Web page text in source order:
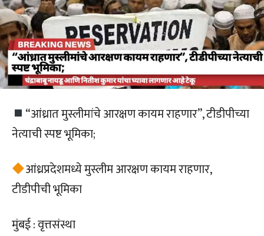
“आंध्रात मुस्लीमांचे आरक्षण कायम राहणार”, टीडीपीच्या
नेत्याची स्पष्ट भूमिका;
आंध्रप्रदेशमध्ये मुस्लीम आरक्षण कायम राहणार,
टीडीपीची भूमिका
मुंबई : वृत्तसंस्था